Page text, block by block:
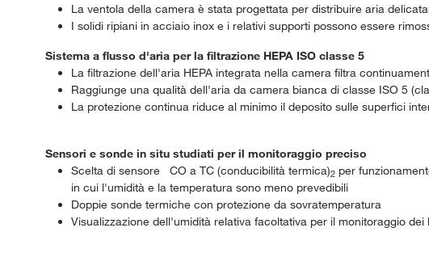
La ventola della camera è stata progettata per distribuire aria
I solidi ripiani in acciaio inox e i relativi supporti possono essere
Sistema a flusso d'aria per la filtrazione HEPA ISO classe 5
La filtrazione dell'aria HEPA integrata nella camera filtra
Raggiunge una qualità dell'aria da camera bianca di classe ISO 5
La protezione continua riduce al minimo il deposito sulle superfici
Sensori e sonde in situ studiati per il monitoraggio preciso
Scelta di sensore CO a TC (conducibilità termica)2 per
in cui l'umidità e la temperatura sono meno prevedibili
Doppie sonde termiche con protezione da sovratemperatura
Visualizzazione dell'umidità relativa facoltativa per il monitoraggio